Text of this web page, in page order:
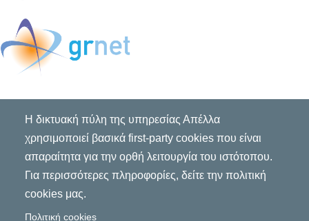
Η δικτυακή πύλη της υπηρεσίας Απέλλα
χρησιμοποιεί βασικά first-party cookies που είναι
απαραίτητα για την ορθή λειτουργία του ιστότοπου.
Για περισσότερες πληροφορίες, δείτε την πολιτική
cookies μας.
Πολιτική cookies